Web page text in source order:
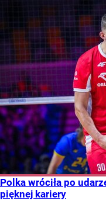
Polka wróciła po
pięknej kariery